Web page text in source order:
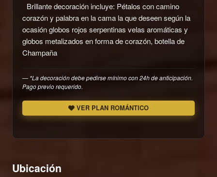
Brillante decoración incluye: Pétalos con camino
corazón y palabra en la cama la que deseen según la
ocasión globos rojos serpentinas velas aromáticas y
globos metalizados en forma de corazón, botella de
Champaña
*La decoración debe pedirse mínimo con 24h de anticipación.
Pago previo requerido.
VER PLAN ROMÁNTICO
Ubicación